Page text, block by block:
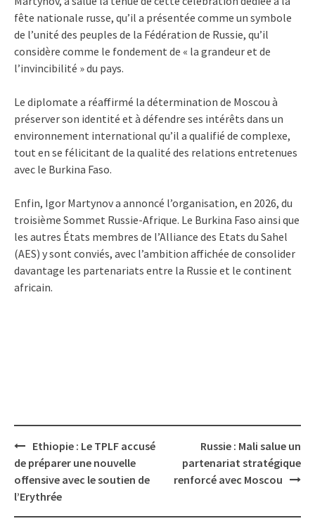
fête nationale russe, qu’il a présentée comme un symbole
de l’unité des peuples de la Fédération de Russie, qu’il
considère comme le fondement de « la grandeur et de
l’invincibilité » du pays.
Le diplomate a réaffirmé la détermination de Moscou à
préserver son identité et à défendre ses intérêts dans un
environnement international qu’il a qualifié de complexe,
tout en se félicitant de la qualité des relations entretenues
avec le Burkina Faso.
Enfin, Igor Martynov a annoncé l’organisation, en 2026, du
troisième Sommet Russie-Afrique. Le Burkina Faso ainsi que
les autres États membres de l’Alliance des Etats du Sahel
(AES) y sont conviés, avec l’ambition affichée de consolider
davantage les partenariats entre la Russie et le continent
africain.
Post
navigation
Ethiopie : Le TPLF accusé
de préparer une nouvelle
offensive avec le soutien de
l’Erythrée
Russie : Mali salue un
partenariat stratégique
renforcé avec Moscou